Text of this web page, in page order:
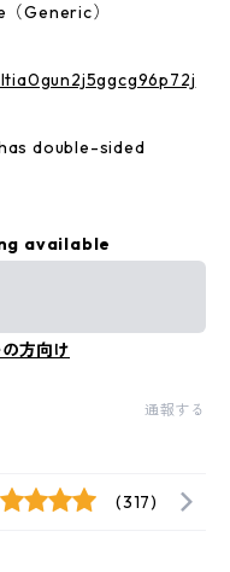
Generic）
double-sided
available
方向け
通報する
(317)